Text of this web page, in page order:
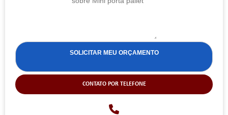
CONTATO POR TELEFONE